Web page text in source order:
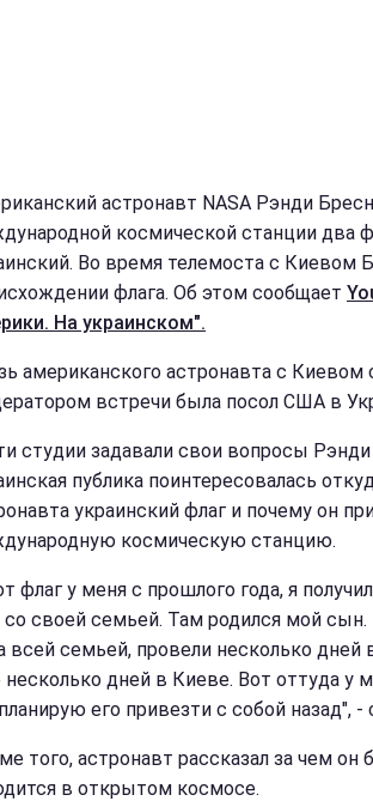
астронавт NASA Рэнди
космической станции два
Во время телемоста с Киевом
флага. Об этом сообщает
На украинском".
американского астронавта с Киевом
встречи была посол США в
студии задавали свои вопросы
публика поинтересовалась
украинский флаг и почему он
космическую станцию.
флаг у меня с прошлого года, я
своей семьей. Там родился мой
всей семьей, провели несколько
дней в Киеве. Вот оттуда у
его привезти с собой назад", -
того, астронавт рассказал за чем он
в открытом космосе.